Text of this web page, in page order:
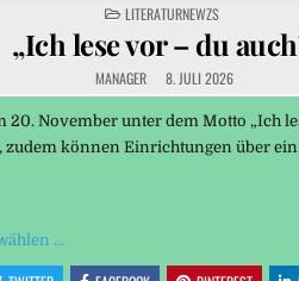
POSTED
IN
LITERATURNEWZS
„Ich lese vor – du
MANAGER 8. JULI 2026
20. November unter dem Motto „Ich
zudem können Einrichtungen über
…